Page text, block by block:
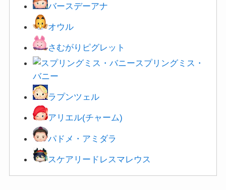
バースデーアナ
オウル
さむがりピグレット
スプリングミス・
バニー
ラプンツェル
アリエル(チャーム)
パドメ・アミダラ
スケアリードレスマレウス